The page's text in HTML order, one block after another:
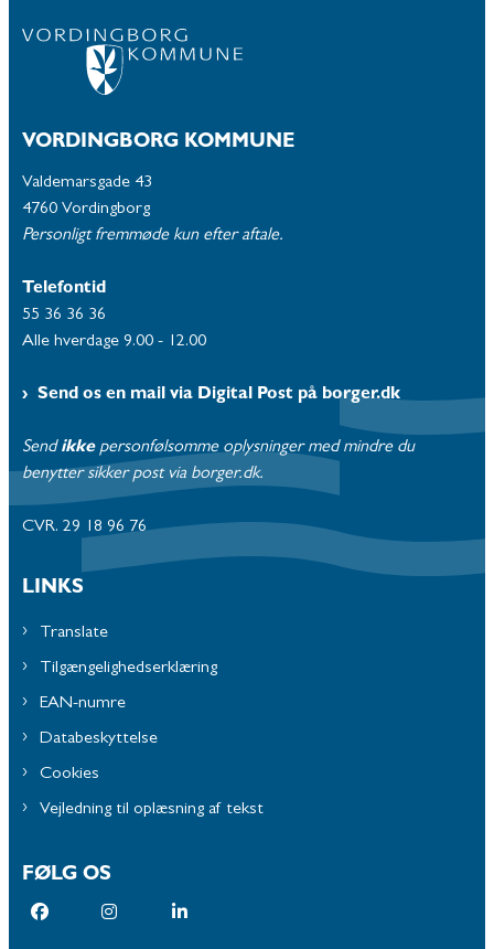
VORDINGBORG KOMMUNE
Valdemarsgade 43
4760 Vordingborg
Personligt fremmøde kun efter aftale.
Telefontid
55 36 36 36
Alle hverdage 9.00 - 12.00
Send os en mail via Digital Post på borger.dk
Send ikke personfølsomme oplysninger med mindre du
benytter sikker post via borger.dk.
CVR. 29 18 96 76
LINKS
Translate
Tilgængelighedserklæring
EAN-numre
Databeskyttelse
Cookies
Vejledning til oplæsning af tekst
FØLG OS